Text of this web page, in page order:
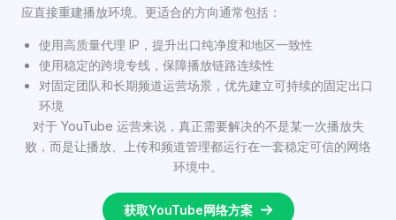
应直接重建播放环境。更适合的方向通常包括：
使用高质量代理 IP，提升出口纯净度和地区一致性
使用稳定的跨境专线，保障播放链路连续性
对固定团队和长期频道运营场景，优先建立可持续的固定出口
环境
对于 YouTube 运营来说，真正需要解决的不是某一次播放失
败，而是让播放、上传和频道管理都运行在一套稳定可信的网络
环境中。
获取YouTube网络方案